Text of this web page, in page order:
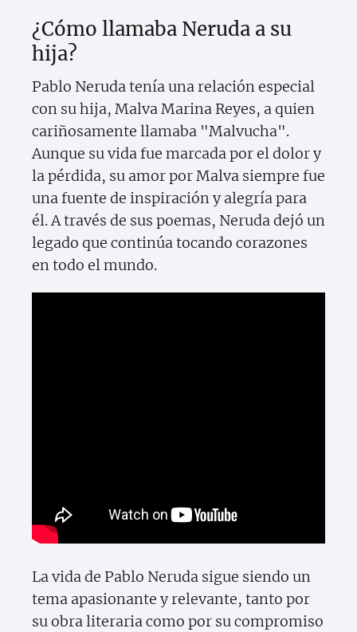
¿Cómo llamaba Neruda a su
hija?
Pablo Neruda tenía una relación especial
con su hija, Malva Marina Reyes, a quien
cariñosamente llamaba "Malvucha".
Aunque su vida fue marcada por el dolor y
la pérdida, su amor por Malva siempre fue
una fuente de inspiración y alegría para
él. A través de sus poemas, Neruda dejó un
legado que continúa tocando corazones
en todo el mundo.
La vida de Pablo Neruda sigue siendo un
tema apasionante y relevante, tanto por
su obra literaria como por su compromiso